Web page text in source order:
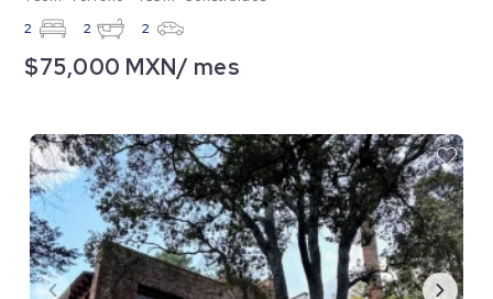
2 2 2
$75,000 MXN/ mes